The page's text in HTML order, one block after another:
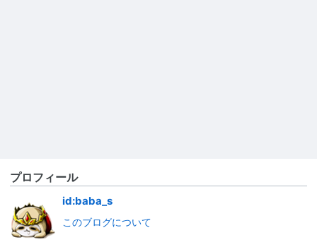
プロフィール
id:baba_s
このブログについて